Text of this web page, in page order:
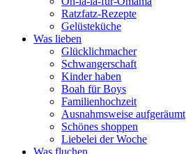
Ratzfatz-Rezepte
Gelüsteküche
Was lieben
Glücklichmacher
Schwangerschaft
Kinder haben
Boah für Boys
Familienhochzeit
Ausnahmsweise aufgeräumt
Schönes shoppen
Liebelei der Woche
Was fluchen